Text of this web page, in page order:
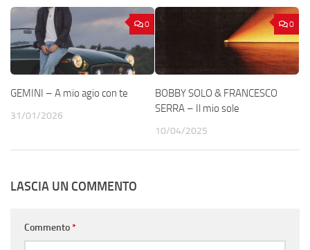
0
GEMINI – A mio agio con te
31/01/2026
0
BOBBY SOLO & FRANCESCO
SERRA – Il mio sole
10/04/2025
LASCIA UN COMMENTO
Commento*